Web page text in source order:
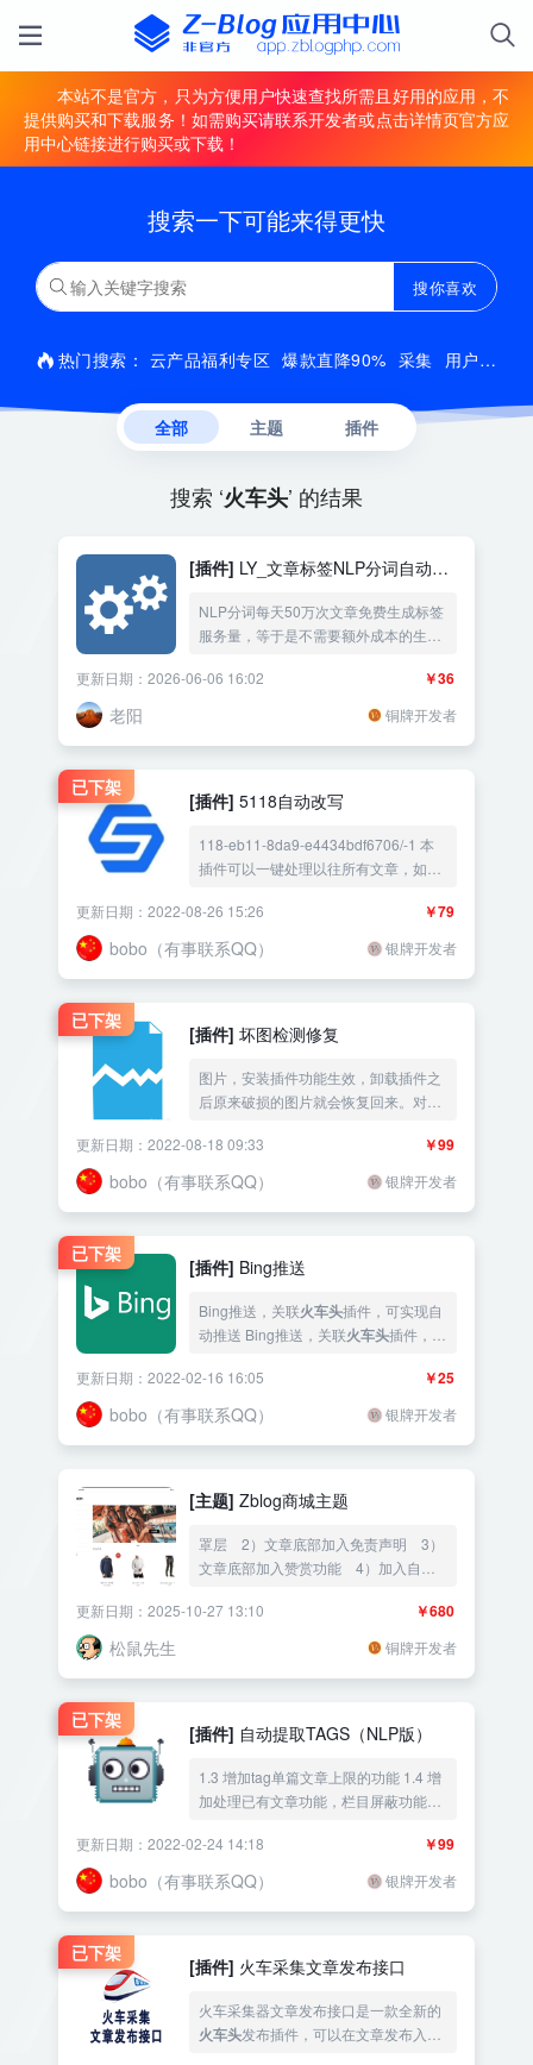
本站不是官方，只为方便用户快速查找所需且好用的应用，不
提供购买和下载服务！如需购买请联系开发者或点击详情页官方应
用中心链接进行购买或下载！
搜索一下可能来得更快
搜你喜欢
热门搜索： 云产品福利专区 爆款直降90% 采集 用户中心
全部 主题 插件
搜索 ‘火车头’ 的结果
[插件] LY_文章标签NLP分词自动标
NLP分词每天50万次文章免费生成标签
服务量，等于是不需要额外成本的生成
与其它自动发布的文章自动生成标签，
可以批量把旧文章没有标签的文章自动
￥36
更新日期：2026-06-06 16:02
老阳 铜牌开发者
已下架
[插件] 5118自动改写
118-eb11-8da9-e4434bdf6706/-1 本
插件可以一键处理以往所有文章，如果
动采集并且自动改写的功能。 对5118
智能改写不了解的朋友，可以先
￥79
更新日期：2022-08-26 15:26
bobo（有事联系QQ） 银牌开发者
已下架
[插件] 坏图检测修复
图片，安装插件功能生效，卸载插件之
后原来破损的图片就会恢复回来。对程
采集到的配图损坏和微信公众号提取的
配图损坏的问题！ 增加修改数据库功能
批量功能 更新日志
￥99
更新日期：2022-08-18 09:33
bobo（有事联系QQ） 银牌开发者
已下架
[插件] Bing推送
Bing推送，关联火车头插件，可实现自
动推送 Bing推送，关联火车头插件，可
余额度。bing由于服务器还海外，所以
推送起来比较慢 推送api获取教程：
https:
￥25
更新日期：2022-02-16 16:05
bobo（有事联系QQ） 银牌开发者
[主题] Zblog商城主题
罩层 2）文章底部加入免责声明 3）
文章底部加入赞赏功能 4）加入自定
2024/08/09- 4.1.0 更新内容： 1）增
￥680
更新日期：2025-10-27 13:10
松鼠先生 铜牌开发者
已下架
[插件] 自动提取TAGS（NLP版）
1.3 增加tag单篇文章上限的功能 1.4 增
加处理已有文章功能，栏目屏蔽功能
bug 插件截图：
￥99
更新日期：2022-02-24 14:18
bobo（有事联系QQ） 银牌开发者
已下架
[插件] 火车采集文章发布接口
火车采集器文章发布接口是一款全新的
火车头发布插件，可以在文章发布入库